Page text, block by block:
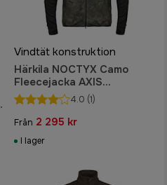
Vindtät konstruktion
Härkila NOCTYX Camo
Fleecejacka AXIS
MSP*Black4.0 (1)
Från 2 295 kr
I lager